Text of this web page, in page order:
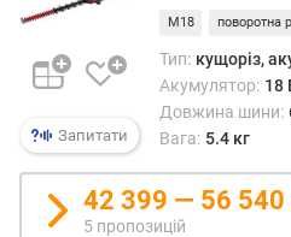
с
ь
(
т
)
п
акк.
відсутній
Запитати
M18 поворотна
Тип: кущоріз,
Акумулятор: 18
Довжина шини:
Вага: 5.4 кг
42 399 — 56 540
5 пропозицій